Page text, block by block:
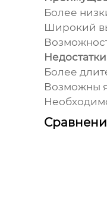
Более
Широкий
Более
Возможны